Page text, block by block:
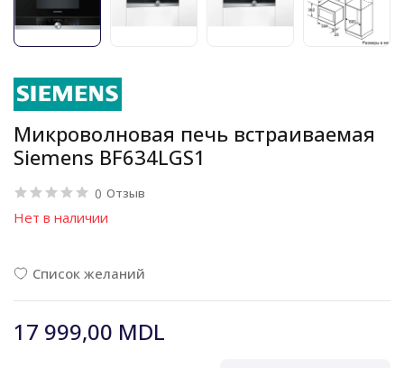
Микроволновая печь встраиваемая
Siemens BF634LGS1
0 Отзыв
Нет в наличии
Список желаний
17 999,00 MDL